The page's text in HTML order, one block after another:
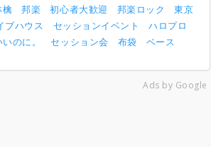
邦楽 初心者大歓迎 邦楽ロック
東京
ブハウス セッションイベント
ハロプロ
のに。 セッション会 布袋
ベース
Ads by Google